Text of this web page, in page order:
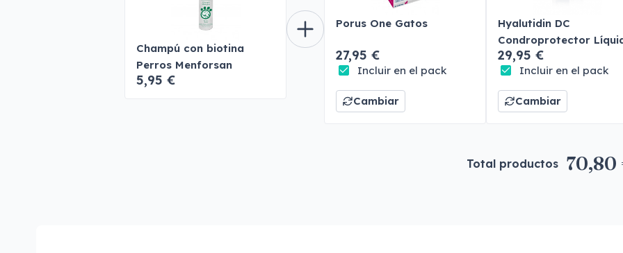
Champú con biotina
Perros Menforsan
5,95 €
Porus One Gatos
27,95 €
Incluir en el pack
Cambiar
Hyalutidin DC
Condroprotector
Perros y Gatos
29,95 €
Incluir en el pack
Cambiar
Total productos 70,80